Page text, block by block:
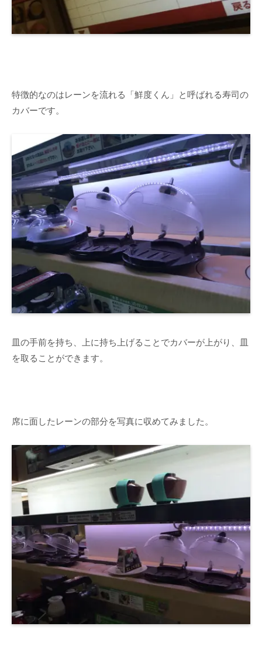
特徴的なのはレーンを流れる「鮮度くん」と呼ばれる寿司の
カバーです。
皿の手前を持ち、上に持ち上げることでカバーが上がり、皿
を取ることができます。
席に面したレーンの部分を写真に収めてみました。